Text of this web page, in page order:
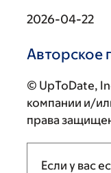
2026-04-22
Авторское
© UpToDate,
компании и/
права
Если у вас